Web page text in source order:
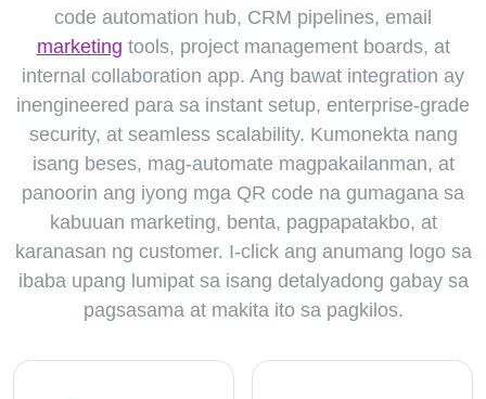
code automation hub, CRM pipelines, email
marketing tools, project management boards, at
internal collaboration app. Ang bawat integration ay
inengineered para sa instant setup, enterprise-grade
security, at seamless scalability. Kumonekta nang
isang beses, mag-automate magpakailanman, at
panoorin ang iyong mga QR code na gumagana sa
kabuuan marketing, benta, pagpapatakbo, at
karanasan ng customer. I-click ang anumang logo sa
ibaba upang lumipat sa isang detalyadong gabay sa
pagsasama at makita ito sa pagkilos.